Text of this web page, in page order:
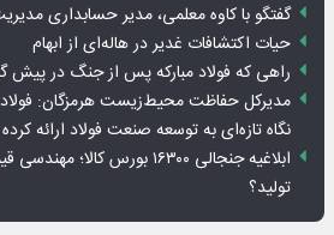
گفتگو با کاوه معلمی، مدیر حسابداری
حیات اکتشافات غدیر در هاله‌ای از ابهام
راهی که فولاد مبارکه پس از جنگ در پیش
مدیرکل حفاظت محیط‌زیست هرمزگان:
نگاه تازه‌ای به توسعه صنعت فولاد ارائه
ابلاغیه جنجالی ۱۶۳۰۰ بورس
تولید؟